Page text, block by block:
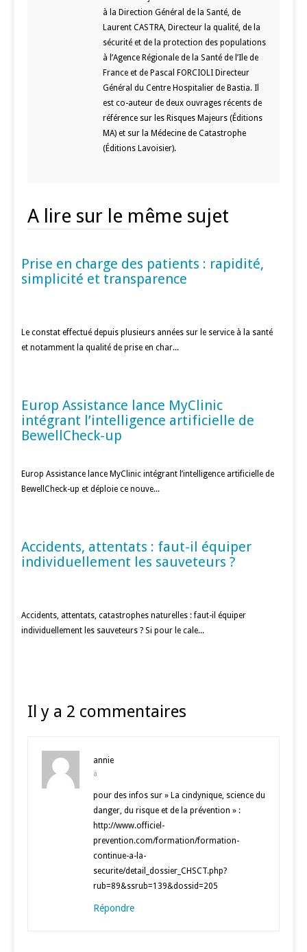
à la Direction Général de la Santé, de
Laurent CASTRA, Directeur la qualité, de la
sécurité et de la protection des populations
à l’Agence Régionale de la Santé de l’Ile de
France et de Pascal FORCIOLI Directeur
Général du Centre Hospitalier de Bastia. Il
est co-auteur de deux ouvrages récents de
référence sur les Risques Majeurs (Éditions
MA) et sur la Médecine de Catastrophe
(Éditions Lavoisier).
A lire sur le même sujet
MÉDECINE D'URGENCE
Prise en charge des patients : rapidité,
simplicité et transparence
Le constat effectué depuis plusieurs années sur le service à la santé
et notamment la qualité de prise en char...
MÉDECINE D'URGENCE
Europ Assistance lance MyClinic
intégrant l’intelligence artificielle de
BewellCheck-up
Europ Assistance lance MyClinic intégrant l’intelligence artificielle de
BewellCheck-up et déploie ce nouve...
MÉDECINE D'URGENCE
Accidents, attentats : faut-il équiper
individuellement les sauveteurs ?
Accidents, attentats, catastrophes naturelles : faut-il équiper
individuellement les sauveteurs ? Si pour le cale...
Il y a 2 commentaires
annie
à
pour des infos sur » La cindynique, science du
danger, du risque et de la prévention » :
http://www.officiel-
prevention.com/formation/formation-
continue-a-la-
securite/detail_dossier_CHSCT.php?
rub=89&ssrub=139&dossid=205
Répondre